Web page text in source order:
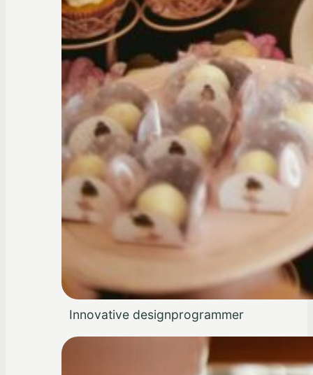
Innovative designprogrammer